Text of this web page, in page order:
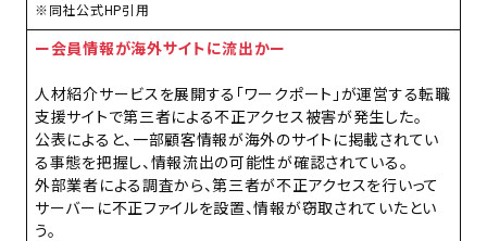
※同社公式HP引用
ー会員情報が海外サイトに流出かー
人材紹介サービスを展開する「ワークポート」が運営する転職
支援サイトで第三者による不正アクセス被害が発生した。
公表によると、一部顧客情報が海外のサイトに掲載されてい
る事態を把握し、情報流出の可能性が確認されている。
外部業者による調査から、第三者が不正アクセスを行いって
サーバーに不正ファイルを設置、情報が窃取されていたとい
う。